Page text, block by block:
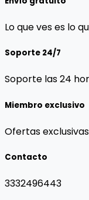
Lo que ves es lo
Soporte 24/7
Soporte las 24
Miembro exclusivo
Ofertas
Contacto
3332496443